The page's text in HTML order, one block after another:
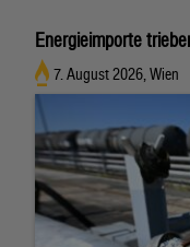
Energieimporte
7. August 2026, Wien